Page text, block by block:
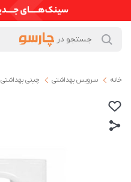
خانه سرویس بهداشتی چینی بهداشتی